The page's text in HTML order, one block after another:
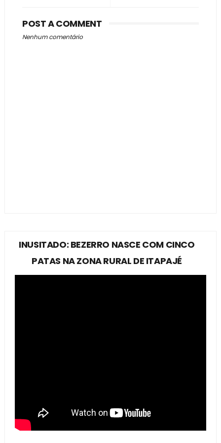
POST A COMMENT
Nenhum comentário
INUSITADO: BEZERRO NASCE COM CINCO
PATAS NA ZONA RURAL DE ITAPAJÉ